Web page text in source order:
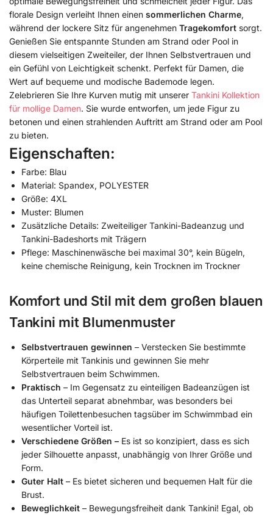
florale Design verleiht Ihnen einen sommerlichen Charme,
während der lockere Sitz für angenehmen Tragekomfort sorgt.
Genießen Sie entspannte Stunden am Strand oder Pool in
diesem vielseitigen Zweiteiler, der Ihnen Selbstvertrauen und
ein Gefühl von Leichtigkeit schenkt. Perfekt für Damen, die
Wert auf bequeme und modische Bademode legen.
Zelebrieren Sie Ihre Kurven mutig mit unserer Tankini Kollektion
für mollige Damen. Sie wurde entworfen, um jede Figur zu
betonen und einen strahlenden Auftritt am Strand oder am Pool
zu bieten.
Eigenschaften:
Farbe: Blau
Material: Spandex, POLYESTER
Größe: 4XL
Muster: Blumen
Zusätzliche Details: Zweiteiliger Tankini-Badeanzug und
Tankini-Badeshorts mit Trägern
Pflege: Maschinenwäsche bei maximal 30°, kein Bügeln,
keine chemische Reinigung, kein Trocknen im Trockner
Komfort und Stil mit dem großen blauen
Tankini mit Blumenmuster
Selbstvertrauen gewinnen – Verstecken Sie bestimmte
Körperteile mit Tankinis und gewinnen Sie mehr
Selbstvertrauen beim Schwimmen.
Praktisch – Im Gegensatz zu einteiligen Badeanzügen ist
das Unterteil separat abnehmbar, was besonders bei
häufigen Toilettenbesuchen tagsüber im Schwimmbad ein
wesentlicher Vorteil ist.
Verschiedene Größen – Es ist so konzipiert, dass es sich
jeder Silhouette anpasst, unabhängig von Ihrer Größe und
Form.
Guter Halt – Es bietet sicheren und bequemen Halt für die
Brust.
Beweglichkeit – Bewegungsfreiheit dank Tankini! Egal, ob